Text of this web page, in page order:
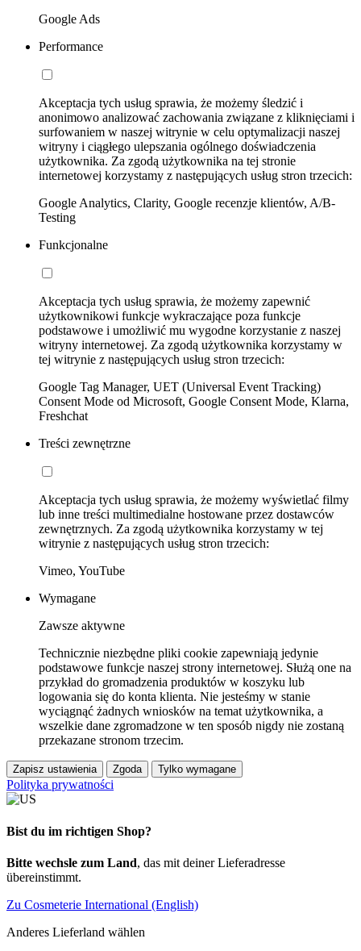
Google Ads
Performance
Akceptacja tych usług sprawia, że możemy śledzić i
anonimowo analizować zachowania związane z kliknięciami i
surfowaniem w naszej witrynie w celu optymalizacji naszej
witryny i ciągłego ulepszania ogólnego doświadczenia
użytkownika. Za zgodą użytkownika na tej stronie
internetowej korzystamy z następujących usług stron trzecich:
Google Analytics, Clarity, Google recenzje klientów, A/B-
Testing
Funkcjonalne
Akceptacja tych usług sprawia, że możemy zapewnić
użytkownikowi funkcje wykraczające poza funkcje
podstawowe i umożliwić mu wygodne korzystanie z naszej
witryny internetowej. Za zgodą użytkownika korzystamy w
tej witrynie z następujących usług stron trzecich:
Google Tag Manager, UET (Universal Event Tracking)
Consent Mode od Microsoft, Google Consent Mode, Klarna,
Freshchat
Treści zewnętrzne
Akceptacja tych usług sprawia, że możemy wyświetlać filmy
lub inne treści multimedialne hostowane przez dostawców
zewnętrznych. Za zgodą użytkownika korzystamy w tej
witrynie z następujących usług stron trzecich:
Vimeo, YouTube
Wymagane
Zawsze aktywne
Technicznie niezbędne pliki cookie zapewniają jedynie
podstawowe funkcje naszej strony internetowej. Służą one na
przykład do gromadzenia produktów w koszyku lub
logowania się do konta klienta. Nie jesteśmy w stanie
wyciągnąć żadnych wniosków na temat użytkownika, a
wszelkie dane zgromadzone w ten sposób nigdy nie zostaną
przekazane stronom trzecim.
Zapisz ustawienia Zgoda Tylko wymagane
Polityka prywatności
Bist du im richtigen Shop?
Bitte wechsle zum Land, das mit deiner Lieferadresse
übereinstimmt.
Zu Cosmeterie International (English)
Anderes Lieferland wählen